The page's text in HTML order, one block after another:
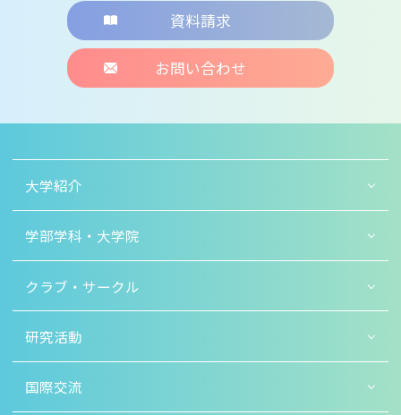
資料請求
お問い合わせ
大学紹介
学部学科・大学院
クラブ・サークル
研究活動
国際交流